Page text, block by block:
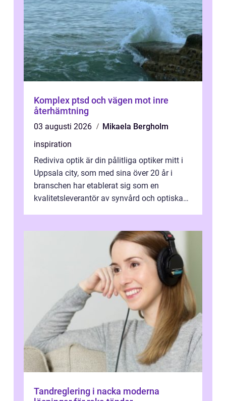
Komplex ptsd och vägen mot inre
återhämtning
03 augusti 2026
Mikaela Bergholm
inspiration
Rediviva optik är din pålitliga optiker mitt i
Uppsala city, som med sina över 20 år i
branschen har etablerat sig som en
kvalitetsleverantör av synvård och optiska
Tandreglering i nacka moderna